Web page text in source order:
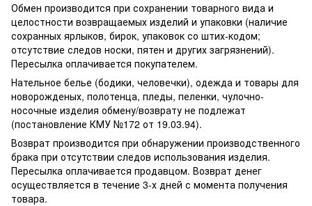
Обмен производится при сохранении товарного вида и
целостности возвращаемых изделий и упаковки (наличие
сохранных ярлыков, бирок, упаковок со штих-кодом;
отсутствие следов носки, пятен и других загрязнений).
Пересылка оплачивается покупателем.
Нательное белье (бодики, человечки), одежда и товары для
новорожденых, полотенца, пледы, пеленки, чулочно-
носочные изделия обмену/возврату не подлежат
(постановление КМУ №172 от 19.03.94).
Возврат производится при обнаружении производственного
брака при отсутствии следов использования изделия.
Пересылка оплачивается продавцом. Возврат денег
осуществляется в течение 3-х дней с момента получения
товара.